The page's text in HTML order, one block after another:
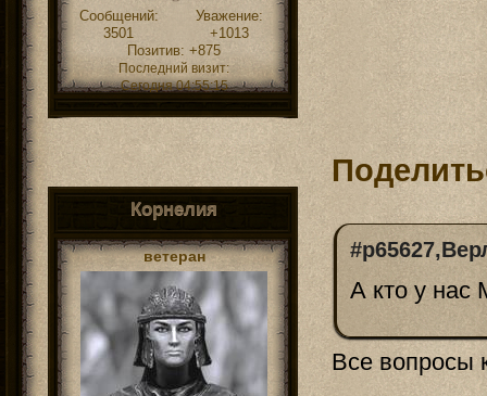
Сообщений:
3501
Уважение:
+1013
Позитив: +875
Последний визит:
Сегодня 04:55:15
Корнелия
ветеран
А кто у
Все вопросы